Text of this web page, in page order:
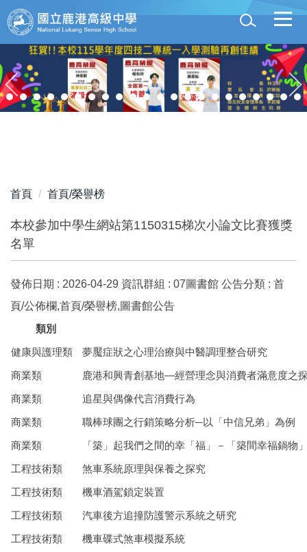
跳
到
主
內
容
區
首頁 首頁/榮譽榜
本校參加中學生網站第1150315梯次小論文比賽獲獎
名單
發佈日期 : 2026-04-29 資訊群組 : 07圖書館 公告分類 : 首
頁/公佈欄,首頁/榮譽榜,圖書館公告
類別
健康與護理類
夢魘症狀之心理治療與中醫調理整合研究
商業類
鹿港和興青創基地—經營理念與消費者滿意度之
商業類
追星與偶像代言消費行為
商業類
職棒球團之行銷策略分析─以「中信兄弟」為例
商業類
「築」起我們之間的幸「福」－「築間幸福鍋
工程技術類
煞車系統原理與保養之探究
工程技術類
機車酒駕鎖定裝置
工程技術類
汽車後方追撞防護警示系統之研究
工程技術類
機車碟式煞車模擬系統